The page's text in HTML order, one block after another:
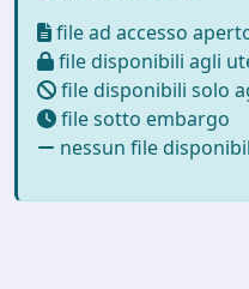
file ad accesso
file disponibili agli
file disponibili solo
file sotto embargo
nessun file